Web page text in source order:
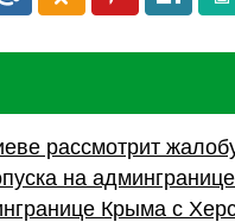
рассмотрит
на
Крыма с